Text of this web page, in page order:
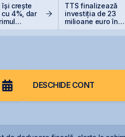
își crește
4%, dar
TTS finalizează
investiția de 23
milioane euro în
DESCHIDE CONT